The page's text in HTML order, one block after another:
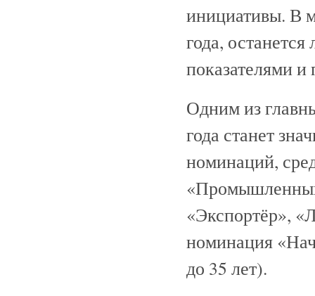
инициативы. В
года,
показателями и
Одним из
года станет
номинаций,
«Экспортёр»,
номинация
до 35 лет).